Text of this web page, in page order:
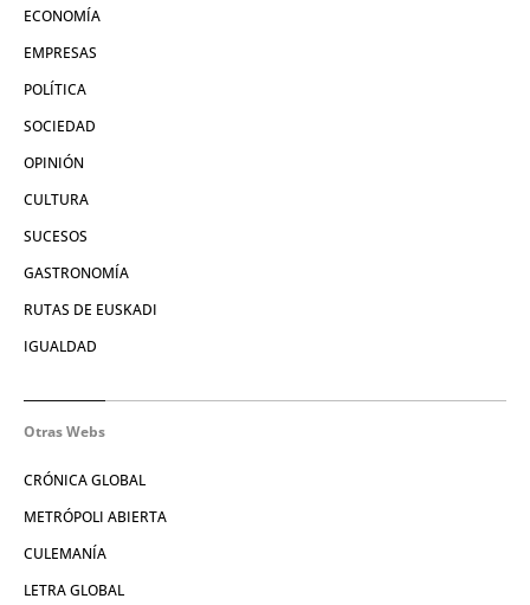
ECONOMÍA
EMPRESAS
POLÍTICA
SOCIEDAD
OPINIÓN
CULTURA
SUCESOS
GASTRONOMÍA
RUTAS DE EUSKADI
IGUALDAD
Otras Webs
CRÓNICA GLOBAL
METRÓPOLI ABIERTA
CULEMANÍA
LETRA GLOBAL